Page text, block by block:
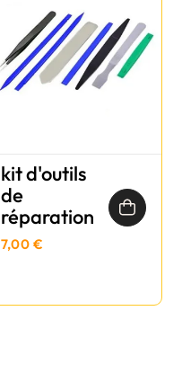
kit d'outils
de
réparation
7,00 €